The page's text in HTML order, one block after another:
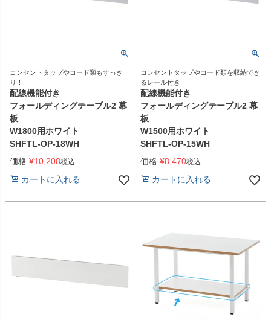
コンセントタップやコード類もすっき
り！
配線機能付き
フォールディングテーブル2 幕
板
W1800用ホワイト
SHFTL-OP-18WH
価格 ¥10,208税込
カートに入れる
コンセントタップやコード類を収納でき
るレール付き
配線機能付き
フォールディングテーブル2 幕
板
W1500用ホワイト
SHFTL-OP-15WH
価格 ¥8,470税込
カートに入れる